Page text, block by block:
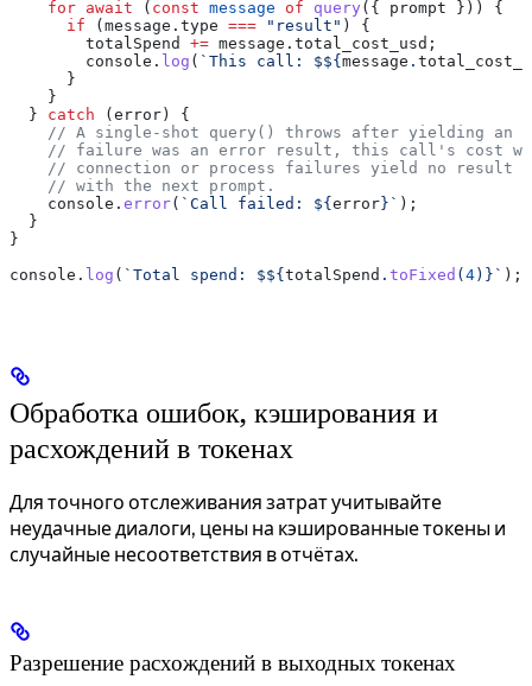
    for
await ( const message of query ({ prompt })) {
      if
( message . type === "result" ) {
        totalSpend
+= message . total_cost_usd ;
        console
. log ( `This call: $${ message .
      }
    }
  }
catch ( error ) {
// A single-shot query() throws after yielding an
// failure was an error result, this call's cost
// connection or process failures yield no result
    // with the next prompt.
    console
. error( `Call failed: ${ error} ` );
  }
}
console . log ( `Total spend: $${ totalSpend . toFixed ( 4) } ` );
Обработка ошибок, кэширования и
расхождений в токенах
Для точного отслеживания затрат учитывайте
неудачные диалоги, цены на кэшированные токены и
случайные несоответствия в отчётах.
Разрешение расхождений в выходных токенах